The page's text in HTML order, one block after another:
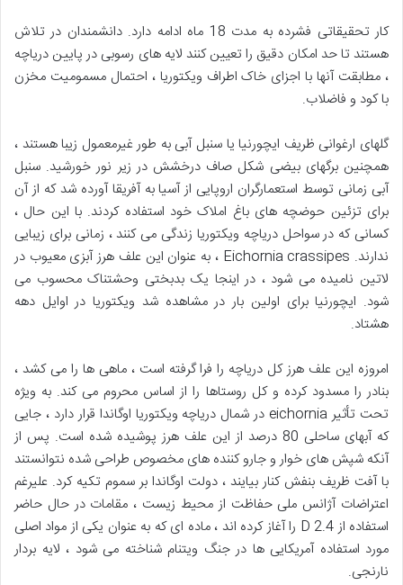
کار تحقیقاتی فشرده به مدت 18 ماه ادامه دارد. دانشمندان در تلاش
هستند تا حد امکان دقیق را تعیین کنند لایه های رسوبی در پایین دریاچه
، مطابقت آنها با اجزای خاک اطراف ویکتوریا ، احتمال مسمومیت مخزن
با کود و فاضلاب.
گلهای ارغوانی ظریف ایچورنیا یا سنبل آبی به طور غیرمعمول زیبا هستند ،
همچنین برگهای بیضی شکل صاف درخشش در زیر نور خورشید. سنبل
آبی زمانی توسط استعمارگران اروپایی از آسیا به آفریقا آورده شد که از آن
برای تزئین حوضچه های باغ املاک خود استفاده کردند. با این حال ،
کسانی که در سواحل دریاچه ویکتوریا زندگی می کنند ، زمانی برای زیبایی
ندارند. Eichornia crassipes ، به عنوان این علف هرز آبزی معیوب در
لاتین نامیده می شود ، در اینجا یک بدبختی وحشتناک محسوب می
شود. ایچورنیا برای اولین بار در مشاهده شد ویکتوریا در اوایل دهه
هشتاد.
امروزه این علف هرز کل دریاچه را فرا گرفته است ، ماهی ها را می کشد ،
بنادر را مسدود کرده و کل روستاها را از اساس محروم می کند. به ویژه
تحت تأثیر eichornia در شمال دریاچه ویکتوریا اوگاندا قرار دارد ، جایی
که آبهای ساحلی 80 درصد از این علف هرز پوشیده شده است. پس از
آنکه شپش های خوار و جارو کننده های مخصوص طراحی شده نتوانستند
با آفت ظریف بنفش کنار بیایند ، دولت اوگاندا بر سموم تکیه کرد. علیرغم
اعتراضات آژانس ملی حفاظت از محیط زیست ، مقامات در حال حاضر
استفاده از 2.4 D را آغاز کرده اند ، ماده ای که به عنوان یکی از مواد اصلی
مورد استفاده آمریکایی ها در جنگ ویتنام شناخته می شود ، لایه بردار
نارنجی.